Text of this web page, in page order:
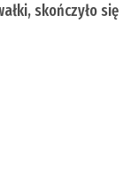
skończyło się